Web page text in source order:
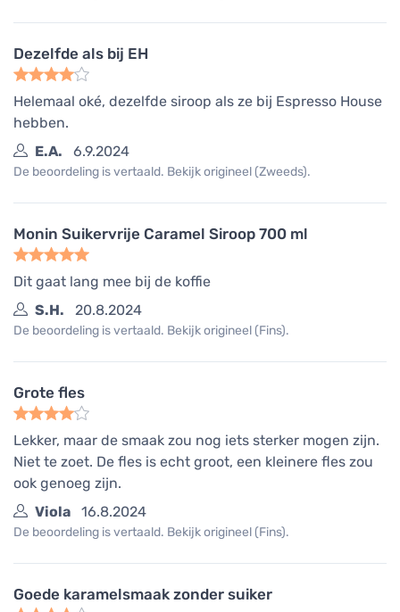
Dezelfde als bij EH
Helemaal oké, dezelfde siroop als ze bij Espresso House
hebben.
E.A.
6.9.2024
De beoordeling is vertaald. Bekijk origineel (Zweeds).
Monin Suikervrije Caramel Siroop 700 ml
Dit gaat lang mee bij de koffie
S.H.
20.8.2024
De beoordeling is vertaald. Bekijk origineel (Fins).
Grote fles
Lekker, maar de smaak zou nog iets sterker mogen zijn.
Niet te zoet. De fles is echt groot, een kleinere fles zou
ook genoeg zijn.
Viola
16.8.2024
De beoordeling is vertaald. Bekijk origineel (Fins).
Goede karamelsmaak zonder suiker